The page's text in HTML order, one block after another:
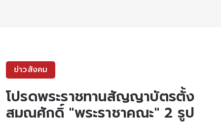
ข่าวสังคม
โปรดพระราชทานสัญญาบัตรตั้ง
สมณศักดิ์ "พระราชาคณะ" 2 รูป